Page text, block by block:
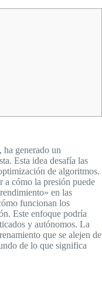
ha generado un
Esta idea desafía las
de algoritmos.
a cómo la presión puede
en las
funcionan los
Este enfoque podría
y autónomos. La
que se alejen de
de lo que significa